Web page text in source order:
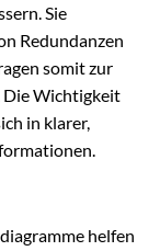
Sie
Redundanzen
somit zur
Die Wichtigkeit
in klarer,
helfen